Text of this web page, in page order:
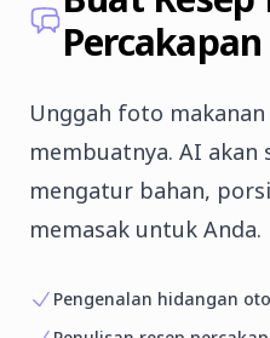
Percakapan
Unggah foto
membuatnya. AI akan
mengatur bahan,
memasak untuk Anda.
Pengenalan hidangan